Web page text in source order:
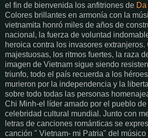
el fin de bienvenida los anfitriones de
Colores brillantes en armonía con la
vietnamita honró miles de años de
nacional, la fuerza de voluntad
heroica contra los invasores
majestuosas, los ritmos fuertes, la raza
imagen de Vietnam sigue siendo
triunfo, todo el país recuerda a los
murieron por la independencia y la
sobre todo todas las personas
Chi Minh-el líder amado por el pueblo
celebridad cultural mundial. Junto con
letras de canciones románticas se
canción " Vietnam- mi Patria" del